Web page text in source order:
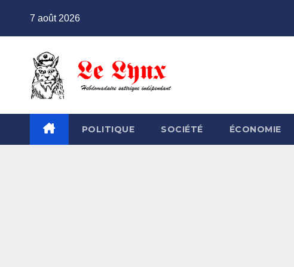
7 août 2026
POLITIQUE SOCIÉTÉ ÉCONOMIE